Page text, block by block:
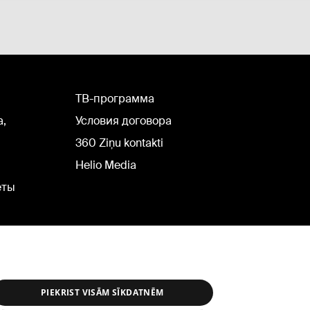
TВ-программа
Условия договора
360 Ziņu kontakti
Helio Media
PIEKRIST VISĀM SĪKDATNĒM